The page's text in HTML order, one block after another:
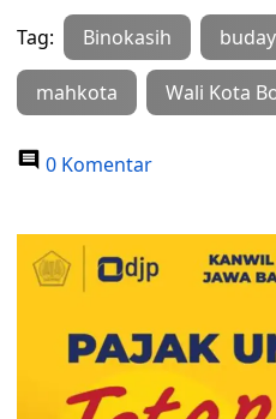
Tag: Binokasih
mahkota Wali Kota
0 Komentar